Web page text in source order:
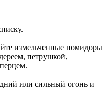
измельченные помидоры
петрушкой,
или сильный огонь и